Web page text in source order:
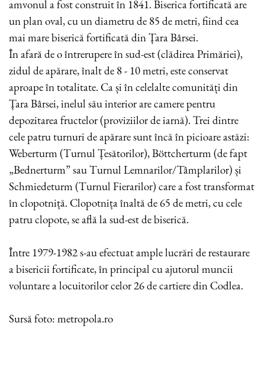
amvonul a fost construit în 1841. Biserica fortificată are
un plan oval, cu un diametru de 85 de metri, fiind cea
mai mare biserică fortificată din Țara Bârsei.
În afară de o întrerupere în sud-est (clădirea Primăriei),
zidul de apărare, înalt de 8 - 10 metri, este conservat
aproape în totalitate. Ca și în celelalte comunități din
Țara Bârsei, inelul său interior are camere pentru
depozitarea fructelor (proviziilor de iarnă). Trei dintre
cele patru turnuri de apărare sunt încă în picioare astăzi:
Weberturm (Turnul Țesătorilor), Böttcherturm (de fapt
„Bednerturm” sau Turnul Lemnarilor/Tâmplarilor) și
Schmiedeturm (Turnul Fierarilor) care a fost transformat
în clopotniță. Clopotnița înaltă de 65 de metri, cu cele
patru clopote, se află la sud-est de biserică.
Între 1979-1982 s-au efectuat ample lucrări de restaurare
a bisericii fortificate, în principal cu ajutorul muncii
voluntare a locuitorilor celor 26 de cartiere din Codlea.
Sursă foto: metropola.ro